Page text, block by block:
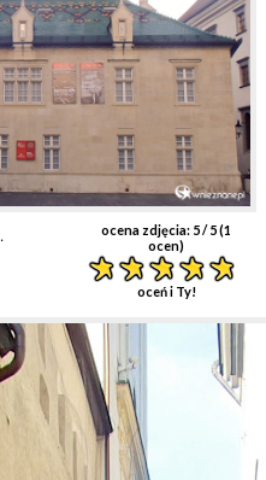
ocena zdjęcia: 5/ 5 (1
ocen)
oceń i Ty!